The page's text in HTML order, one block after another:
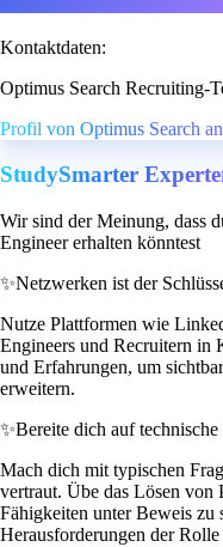
Kontaktdaten:
Optimus Search Recruiting-
Profil von Optimus Search
StudySmarter
Wir sind der Meinung, dass
Engineer erhalten könntest
✨Netzwerken ist der
Nutze Plattformen wie
Engineers und Recruitern in
und Erfahrungen, um
erweitern.
✨Bereite dich auf
Mach dich mit typischen
vertraut. Übe das Lösen von
Fähigkeiten unter Beweis zu
Herausforderungen der Rolle